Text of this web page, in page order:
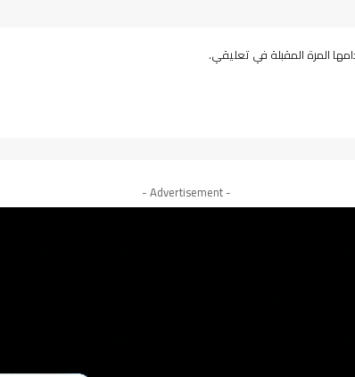
المرة المقبلة في تعليقي.
- Advertisement -